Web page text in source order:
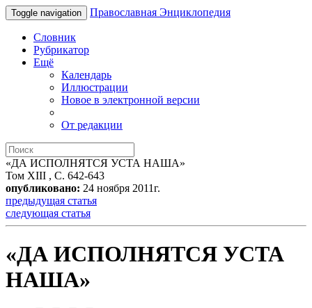
Toggle navigation Православная Энциклопедия
Словник
Рубрикатор
Ещё
Календарь
Иллюстрации
Новое в электронной версии
От редакции
«ДА ИСПОЛНЯТСЯ УСТА НАША»
Том XIII , С. 642-643
опубликовано: 24 ноября 2011г.
предыдущая статья
следующая статья
«ДА ИСПОЛНЯТСЯ УСТА
НАША»